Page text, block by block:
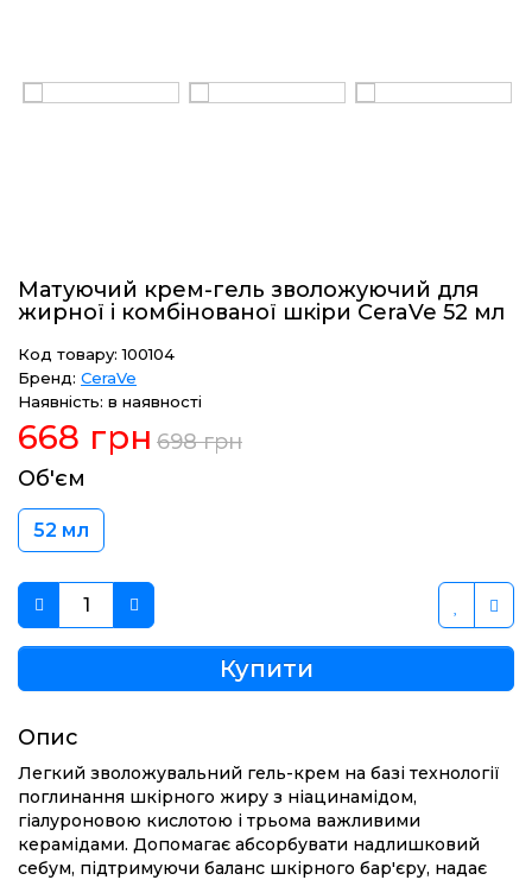
Матуючий крем-гель зволожуючий для
жирної і комбінованої шкіри CeraVe 52 мл
Код товару: 100104
Бренд: CeraVe
Наявність: в наявності
668 грн 698 грн
Об'єм
52 мл
Купити
Опис
Легкий зволожувальний гель-крем на базі технології
поглинання шкірного жиру з ніацинамідом,
гіалуроновою кислотою і трьома важливими
керамідами. Допомагає абсорбувати надлишковий
себум, підтримуючи баланс шкірного бар'єру, надає